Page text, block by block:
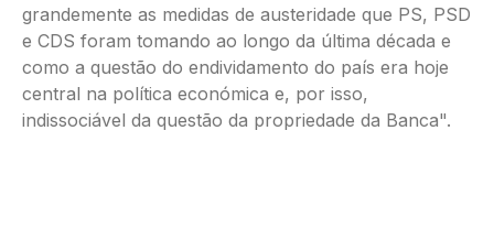
grandemente as medidas de austeridade que PS, PSD
e CDS foram tomando ao longo da última década e
como a questão do endividamento do país era hoje
central na política económica e, por isso,
indissociável da questão da propriedade da Banca".